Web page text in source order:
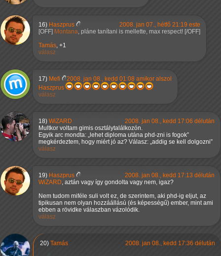
16) Haszprus
2008. jan 07., hétfő 21:19 este
Montana, pláne tanítani is mellette, max respect!
Tamás, +1
válasz
17) Mefi
2008. jan 08., kedd 01:08 amikor alszol
Haszprus
válasz
18) WiZARD
2008. jan 08., kedd 17:06 délután
Multkor voltam gimis osztálytalálkozón.
Egyik arc mondta:
lehet diploma utána phd-zni is fogok
megkérdeztem, hogy miért jó az? Válasz: addig se kell dolgozni
válasz
19) Haszprus
2008. jan 08., kedd 17:13 délután
WiZARD, aztán vagy így gondolta vagy nem, igaz?
Nem tudom miféle suli volt ez, de szerintem, aki phd-ig eljut, az
tipikusan nem olyan hozzáállású (és képességű) ember, mint ami
ebben a rövidke válaszban vázolódik.
válasz
20) Tamás 2008. jan 08., kedd 17:36 délután